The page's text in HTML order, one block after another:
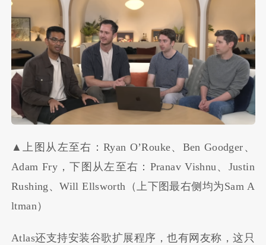
▲上图从左至右：Ryan O’Rouke、Ben Goodger、
Adam Fry，下图从左至右：Pranav Vishnu、Justin
Rushing、Will Ellsworth（上下图最右侧均为Sam A
ltman）
Atlas还支持安装谷歌扩展程序，也有网友称，这只